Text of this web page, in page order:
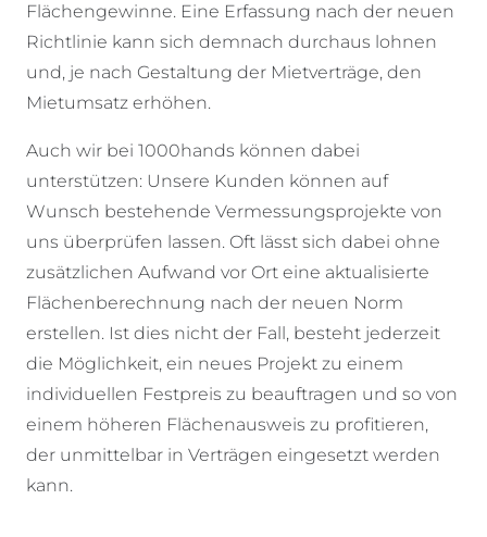
Flächengewinne. Eine Erfassung nach der neuen
Richtlinie kann sich demnach durchaus lohnen
und, je nach Gestaltung der Mietverträge, den
Mietumsatz erhöhen.
Auch wir bei 1000hands können dabei
unterstützen: Unsere Kunden können auf
Wunsch bestehende Vermessungsprojekte von
uns überprüfen lassen. Oft lässt sich dabei ohne
zusätzlichen Aufwand vor Ort eine aktualisierte
Flächenberechnung nach der neuen Norm
erstellen. Ist dies nicht der Fall, besteht jederzeit
die Möglichkeit, ein neues Projekt zu einem
individuellen Festpreis zu beauftragen und so von
einem höheren Flächenausweis zu profitieren,
der unmittelbar in Verträgen eingesetzt werden
kann.